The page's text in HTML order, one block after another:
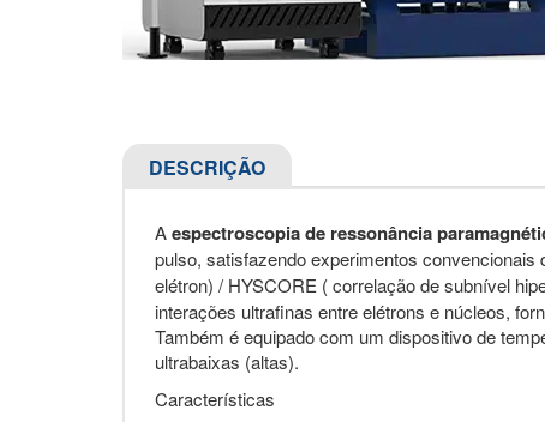
DESCRIÇÃO
Aespectroscopia de ressonância
pulso, satisfazendo experimentos convencionais
elétron) / HYSCORE ( correlação de subnível
interações ultrafinas entre elétrons e núcleos,
Também é equipado com um dispositivo de
ultrabaixas (altas).
Características